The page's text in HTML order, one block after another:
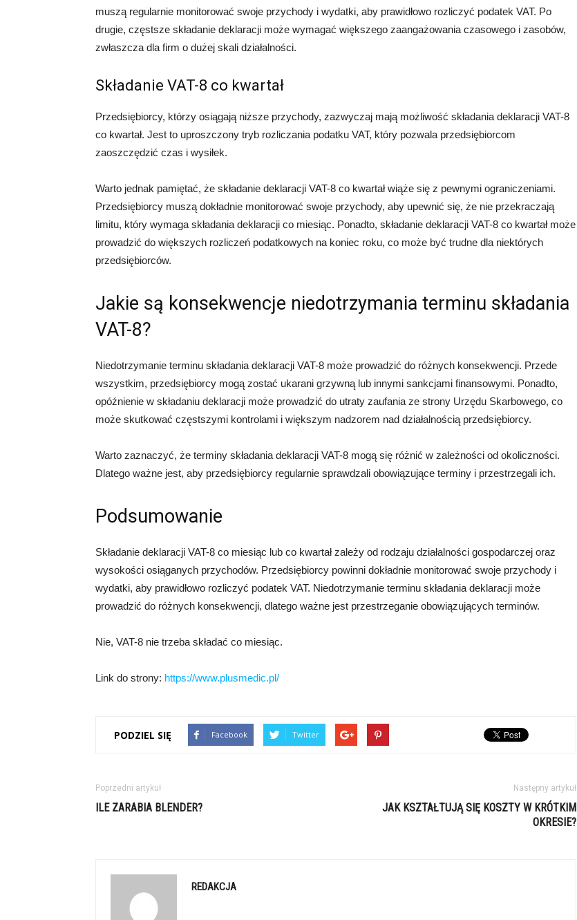
muszą regularnie monitorować swoje przychody i wydatki, aby prawidłowo rozliczyć podatek VAT. Po
drugie, częstsze składanie deklaracji może wymagać większego zaangażowania czasowego i zasobów,
zwłaszcza dla firm o dużej skali działalności.
Składanie VAT-8 co kwartał
Przedsiębiorcy, którzy osiągają niższe przychody, zazwyczaj mają możliwość składania deklaracji VAT-8
co kwartał. Jest to uproszczony tryb rozliczania podatku VAT, który pozwala przedsiębiorcom
zaoszczędzić czas i wysiłek.
Warto jednak pamiętać, że składanie deklaracji VAT-8 co kwartał wiąże się z pewnymi ograniczeniami.
Przedsiębiorcy muszą dokładnie monitorować swoje przychody, aby upewnić się, że nie przekraczają
limitu, który wymaga składania deklaracji co miesiąc. Ponadto, składanie deklaracji VAT-8 co kwartał może
prowadzić do większych rozliczeń podatkowych na koniec roku, co może być trudne dla niektórych
przedsiębiorców.
Jakie są konsekwencje niedotrzymania terminu składania
VAT-8?
Niedotrzymanie terminu składania deklaracji VAT-8 może prowadzić do różnych konsekwencji. Przede
wszystkim, przedsiębiorcy mogą zostać ukarani grzywną lub innymi sankcjami finansowymi. Ponadto,
opóźnienie w składaniu deklaracji może prowadzić do utraty zaufania ze strony Urzędu Skarbowego, co
może skutkować częstszymi kontrolami i większym nadzorem nad działalnością przedsiębiorcy.
Warto zaznaczyć, że terminy składania deklaracji VAT-8 mogą się różnić w zależności od okoliczności.
Dlatego ważne jest, aby przedsiębiorcy regularnie sprawdzali obowiązujące terminy i przestrzegali ich.
Podsumowanie
Składanie deklaracji VAT-8 co miesiąc lub co kwartał zależy od rodzaju działalności gospodarczej oraz
wysokości osiąganych przychodów. Przedsiębiorcy powinni dokładnie monitorować swoje przychody i
wydatki, aby prawidłowo rozliczyć podatek VAT. Niedotrzymanie terminu składania deklaracji może
prowadzić do różnych konsekwencji, dlatego ważne jest przestrzeganie obowiązujących terminów.
Nie, VAT-8 nie trzeba składać co miesiąc.
Link do strony: https://www.plusmedic.pl/
PODZIEL SIĘ Facebook Twitter
Poprzedni artykuł
ILE ZARABIA BLENDER?
Następny artykuł
JAK KSZTAŁTUJĄ SIĘ KOSZTY W KRÓTKIM
OKRESIE?
REDAKCJA